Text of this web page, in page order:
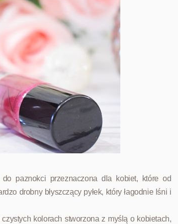
paznokci przeznaczona dla kobiet, które od
drobny błyszczący pyłek, który łagodnie lśni i
kolorach stworzona z myślą o kobietach,